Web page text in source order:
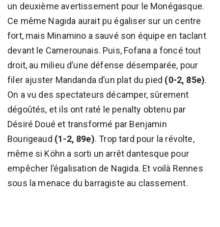
un deuxième avertissement pour le Monégasque.
Ce même Nagida aurait pu égaliser sur un centre
fort, mais Minamino a sauvé son équipe en taclant
devant le Camerounais. Puis, Fofana a foncé tout
droit, au milieu d’une défense désemparée, pour
filer ajuster Mandanda d’un plat du pied (0-2, 85e).
On a vu des spectateurs décamper, sûrement
dégoûtés, et ils ont raté le penalty obtenu par
Désiré Doué et transformé par Benjamin
Bourigeaud (1-2, 89e). Trop tard pour la révolte,
même si Köhn a sorti un arrêt dantesque pour
empêcher l’égalisation de Nagida. Et voilà Rennes
sous la menace du barragiste au classement.